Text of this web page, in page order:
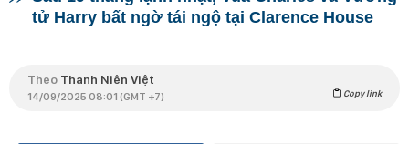
tử Harry bất ngờ tái ngộ tại Clarence House
Theo Thanh Niên Việt
14/09/2025 08:01 (GMT +7) Copy link